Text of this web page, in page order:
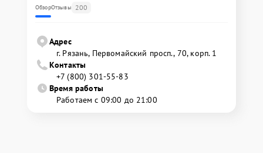
ОбзорОтзывы 200
Адрес
г. Рязань, Первомайский просп., 70, корп. 1
Контакты
+7 (800) 301-55-83
Время работы
Работаем с 09:00 до 21:00